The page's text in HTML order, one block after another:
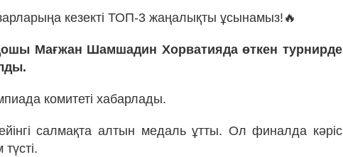
кезекті ТОП-3 жаңалықты ұсынамыз!🔥
Мағжан Шамшадин Хорватияда өткен турнирде
комитеті хабарлады.
салмақта алтын медаль ұтты. Ол финалда кәріс